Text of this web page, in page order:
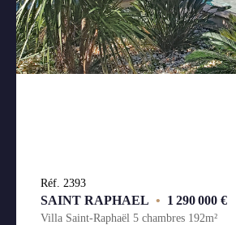
Réf. 2393
SAINT RAPHAEL • 1 290 000 €
Villa Saint-Raphaël 5 chambres 192m²